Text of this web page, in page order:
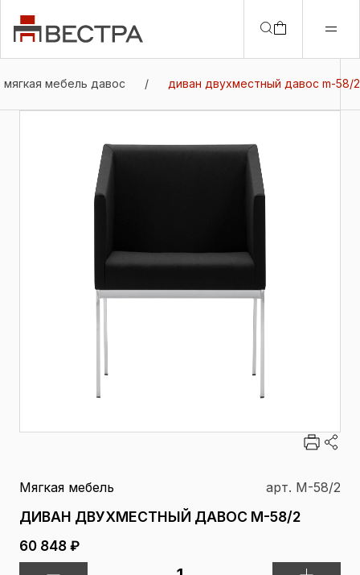
мягкая мебель давос / диван двухместный давос m-58/2
Мягкая мебель арт. M-58/2
ДИВАН ДВУХМЕСТНЫЙ ДАВОС M-58/2
60 848 ₽